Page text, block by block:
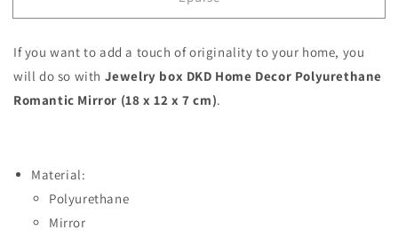
Jewelry
DKD
Home
Decor
Polyurethane
(18
12
x
Jewelry
DKD
Home
Decor
Polyurethane
12
If you want to add a touch of originality to your home, you
will do so with Jewelry box DKD Home Decor Polyurethane
Romantic Mirror (18 x 12 x 7 cm).
Material:
Polyurethane
Mirror